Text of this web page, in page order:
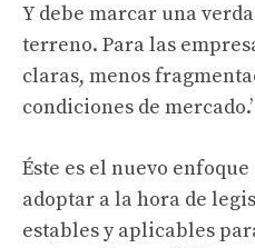
Y debe marcar una
terreno. Para las
claras, menos
condiciones de mercado.’
Éste es el nuevo
adoptar a la hora de
estables y aplicables